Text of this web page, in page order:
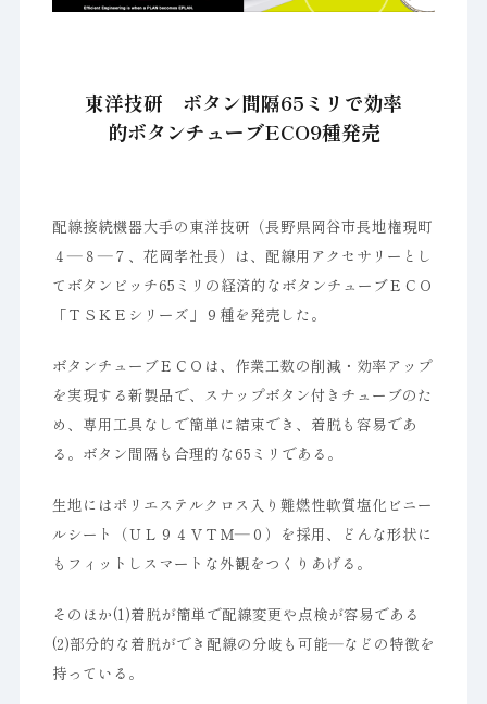
東洋技研 ボタン間隔65ミリで効率
的ボタンチューブECO9種発売
配線接続機器大手の東洋技研（長野県岡谷市長地権現町
４―８―７、花岡孝社長）は、配線用アクセサリーとし
てボタンピッチ65ミリの経済的なボタンチューブＥＣＯ
「ＴＳＫＥシリーズ」９種を発売した。
ボタンチューブＥＣＯは、作業工数の削減・効率アップ
を実現する新製品で、スナップボタン付きチューブのた
め、専用工具なしで簡単に結束でき、着脱も容易であ
る。ボタン間隔も合理的な65ミリである。
生地にはポリエステルクロス入り難燃性軟質塩化ビニー
ルシート（ＵＬ９４ＶＴＭ―０）を採用、どんな形状に
もフィットしスマートな外観をつくりあげる。
そのほか(1)着脱が簡単で配線変更や点検が容易である
(2)部分的な着脱ができ配線の分岐も可能―などの特徴を
持っている。